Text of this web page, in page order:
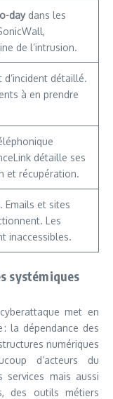
daydans les
de l’intrusion.
d’incident détaillé.
à en prendre
détaille ses
et récupération.
Emails et sites
Les
inaccessibles.
systémiques
met en
la dépendance des
numériques
d’acteurs du
services mais aussi
des outils métiers